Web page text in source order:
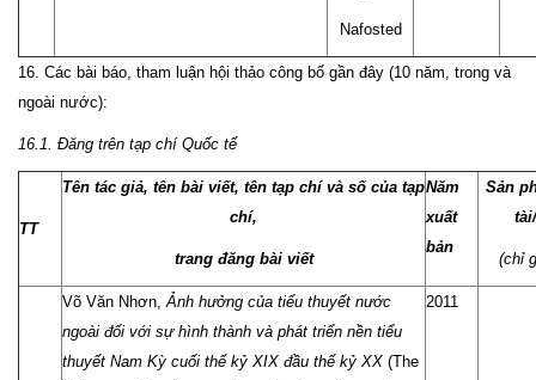
Nafosted
16. Các bài báo, tham luận hội thảo công bố gần đây (10 năm, trong và
ngoài nước):
16.1. Đăng trên tạp chí Quốc tế
TT
Tên tác giả, tên bài viết, tên tạp chí và số của tạp
chí,
trang đăng bài viết
Năm
xuất
bản
Sản
(chỉ
Võ Văn Nhơn, Ảnh hưởng của tiểu thuyết nước
ngoài đối với sự hình thành và phát triển nền tiểu
thuyết Nam Kỳ cuối thế kỷ XIX đầu thế kỷ XX (The
2011